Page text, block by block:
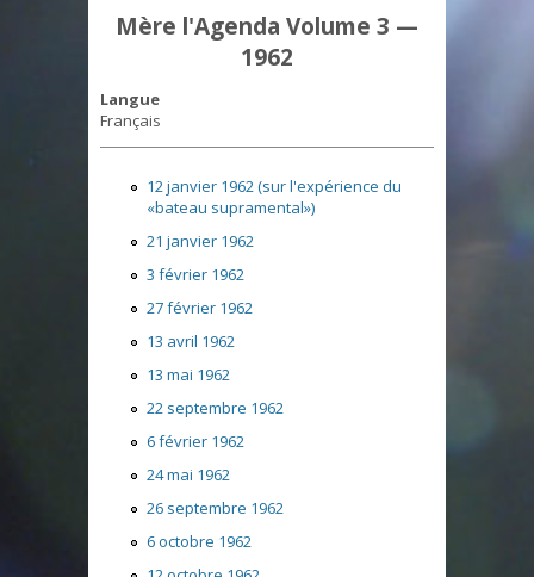
Mère l'Agenda Volume 3 —
1962
Langue
Français
12 janvier 1962 (sur l'expérience du
«bateau supramental»)
21 janvier 1962
3 février 1962
27 février 1962
13 avril 1962
13 mai 1962
22 septembre 1962
6 février 1962
24 mai 1962
26 septembre 1962
6 octobre 1962